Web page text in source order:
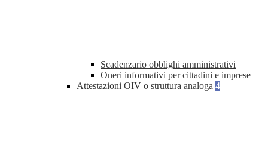
Scadenzario obblighi amministrativi
Oneri informativi per cittadini e imprese
Attestazioni OIV o struttura analoga 4